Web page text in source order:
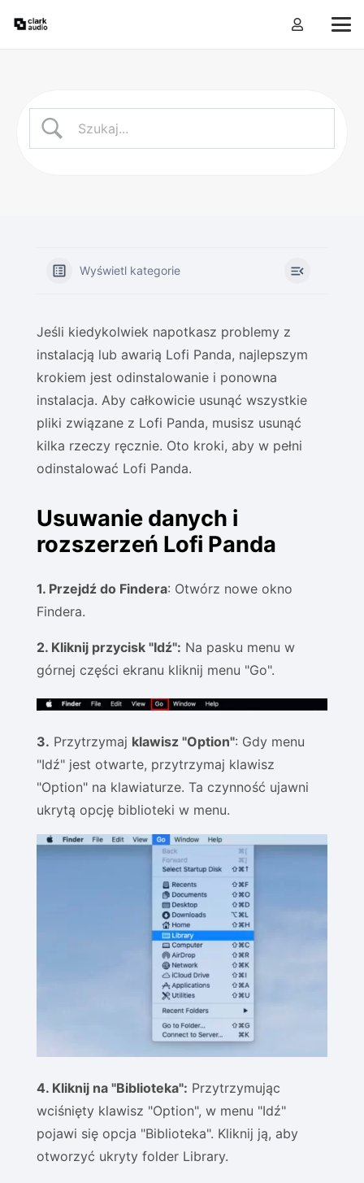
Wyświetl kategorie
Jeśli kiedykolwiek napotkasz problemy z
instalacją lub awarią Lofi Panda, najlepszym
krokiem jest odinstalowanie i ponowna
instalacja. Aby całkowicie usunąć wszystkie
pliki związane z Lofi Panda, musisz usunąć
kilka rzeczy ręcznie. Oto kroki, aby w pełni
odinstalować Lofi Panda.
Usuwanie danych i
rozszerzeń Lofi Panda
1. Przejdź do Findera: Otwórz nowe okno
Findera.
2. Kliknij przycisk "Idź": Na pasku menu w
górnej części ekranu kliknij menu "Go".
3. Przytrzymaj klawisz "Option": Gdy menu
"Idź" jest otwarte, przytrzymaj klawisz
"Option" na klawiaturze. Ta czynność ujawni
ukrytą opcję biblioteki w menu.
4. Kliknij na "Biblioteka": Przytrzymując
wciśnięty klawisz "Option", w menu "Idź"
pojawi się opcja "Biblioteka". Kliknij ją, aby
otworzyć ukryty folder Library.